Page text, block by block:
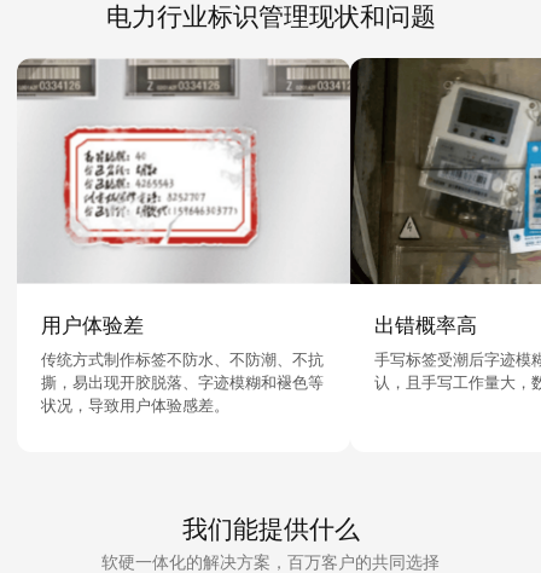
电力行业标识管理现状和问题
用户体验差
传统方式制作标签不防水、不防潮、不抗
撕，易出现开胶脱落、字迹模糊和褪色等
状况，导致用户体验感差。
出错概率高
手写标签受潮后字迹模
认，且手写工作量大，
我们能提供什么
软硬一体化的解决方案，百万客户的共同选择